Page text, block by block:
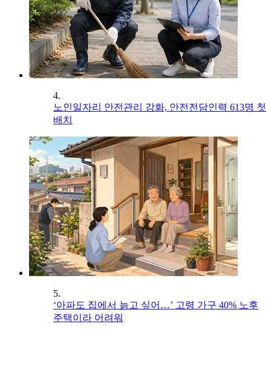
4.
노인일자리 안전관리 강화, 안전전담인력 613명 첫
배치
5.
‘아파도 집에서 늙고 싶어…’ 고령 가구 40% 노후
주택이라 어려워